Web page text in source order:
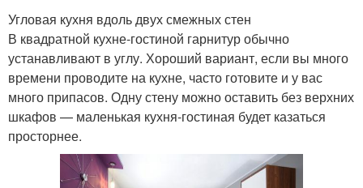
Угловая кухня вдоль двух смежных стен
В квадратной кухне-гостиной гарнитур обычно
устанавливают в углу. Хороший вариант, если вы много
времени проводите на кухне, часто готовите и у вас
много припасов. Одну стену можно оставить без верхних
шкафов — маленькая кухня-гостиная будет казаться
просторнее.